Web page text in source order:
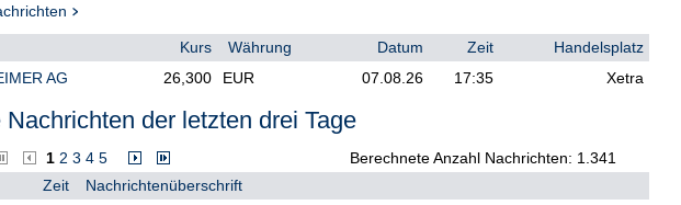
für den Umsatz sieht er um bis zu 5 Prozent und für das operative Ergebnis
bis zu 10 Prozent sinken, während die Prognose für das Ergebnis je Aktie sogar im
Bereich zusammengestrichen werden dürfte.
Hof reagierte bereits und kappte seine Schätzungen deutlich, und zwar auch die
und langfristigen. Er senkte sein Kursziel von 61 auf 39 Euro und stufte die Aktie auf
Angesichts der unter Druck stehenden Profitabilität und der begrenzten Zukunftssicht
Bewertung jetzt die Risiken der Umsetzung der neuen Managementziele wider, schrieb
strukturellen Herausforderungen lässt ihm zufolge auch das angekündigte
"tiefgreifende operative Herausforderungen in der Zukunft" erwarten.
Kurs Währung Datum Zeit
Handelsplatz
AG
26,300 EUR 07.08.26 17:35 Xetra
Nachrichten der letzten drei Tage
1 2 3 4 5
Berechnete Anzahl Nachrichten: 1.341
Zeit
Nachrichtenüberschrift